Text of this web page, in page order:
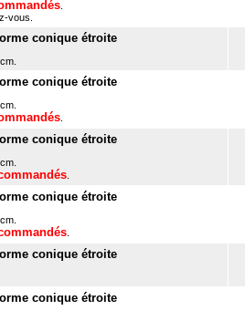
vous.
conique étroite
conique étroite
conique étroite
conique étroite
conique étroite
conique étroite